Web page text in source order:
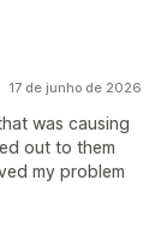
17 de junho de 2026
was causing
out to them
my problem